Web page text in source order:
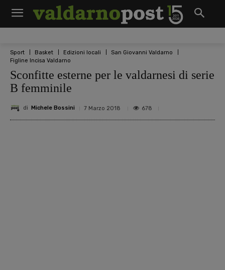
Sport Basket Edizioni locali
San Giovanni Valdarno
Figline Incisa Valdarno
Sconfitte esterne per le valdarnesi di serie
B femminile
di Michele Bossini 7 Marzo 2018 678